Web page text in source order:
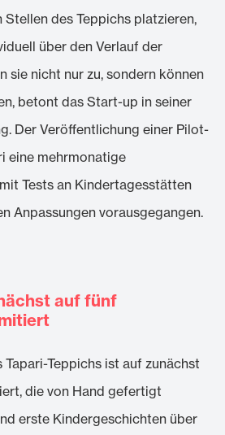
des Teppichs platzieren,
über den Verlauf der
sie nicht nur zu, sondern können
betont das Start-up in seiner
Der Veröffentlichung einer Pilot-
eine mehrmonatige
Tests an Kindertagesstätten
Anpassungen vorausgegangen.
auf fünf
Teppichs ist auf zunächst
die von Hand gefertigt
erste Kindergeschichten über